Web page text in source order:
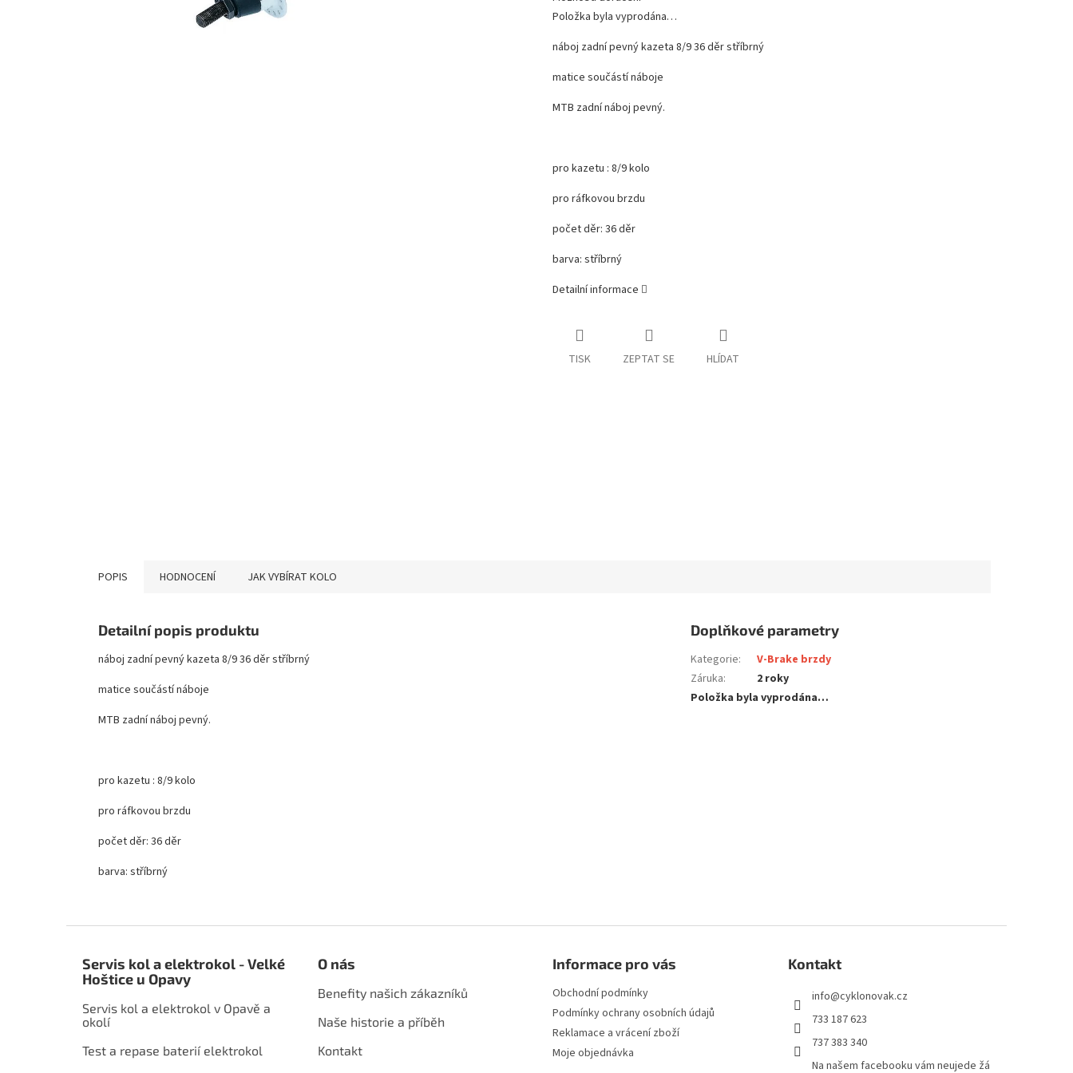
Položka byla vyprodána…
náboj zadní pevný kazeta 8/9 36 děr stříbrný
matice součástí náboje
MTB zadní náboj pevný.
pro kazetu : 8/9 kolo
pro ráfkovou brzdu
počet děr: 36 děr
barva: stříbrný
Detailní informace
TISK ZEPTAT SE HLÍDAT
POPIS HODNOCENÍ JAK VYBÍRAT KOLO
Detailní popis produktu
náboj zadní pevný kazeta 8/9 36 děr stříbrný
matice součástí náboje
MTB zadní náboj pevný.
pro kazetu : 8/9 kolo
pro ráfkovou brzdu
počet děr: 36 děr
barva: stříbrný
Doplňkové parametry
Kategorie:
V-Brake brzdy
Záruka:
2 roky
Položka byla vyprodána…
Servis kol a elektrokol - Velké
Hoštice u Opavy
Servis kol a elektrokol v Opavě a
okolí
Test a repase baterií elektrokol
O nás
Benefity našich zákazníků
Naše historie a příběh
Kontakt
Informace pro vás
Obchodní podmínky
Podmínky ochrany osobních údajů
Reklamace a vrácení zboží
Moje objednávka
Kontakt
info@cyklonovak.cz
733 187 623
737 383 340
Na našem facebooku vám neujede žá